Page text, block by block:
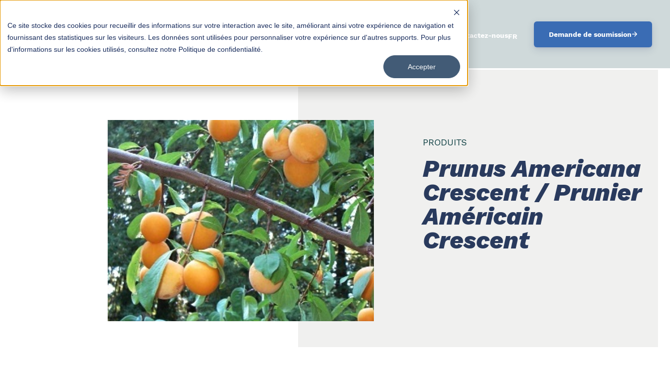
Ce site stocke des cookies pour recueillir des informations sur votre interaction avec le site, améliorant ainsi votre expérience de navigation et
fournissant des statistiques sur les visiteurs. Les données sont utilisées pour personnaliser votre expérience sur d'autres supports. Pour plus
d'informations sur les cookies utilisés, consultez notre Politique de confidentialité.
Accepter
ProduitsDistributeursEmploi Contactez-nousFRANÇAIS Demande de soumission
PRODUITS
Prunus Americana
Crescent / Prunier
Américain
Crescent